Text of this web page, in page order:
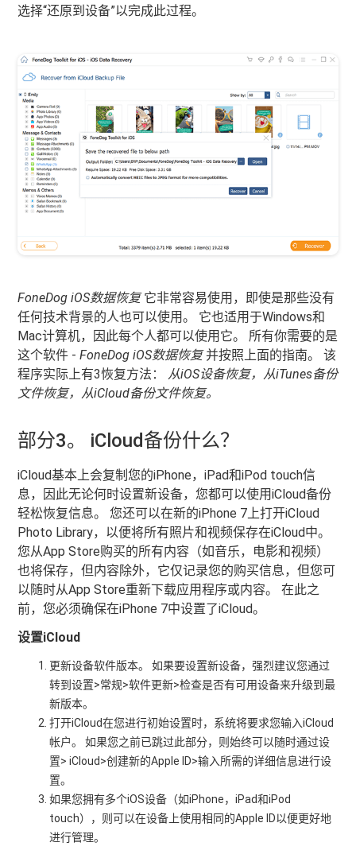
选择“还原到设备”以完成此过程。
FoneDog iOS数据恢复它非常容易使用，即使是那些没有
任何技术背景的人也可以使用。 它也适用于Windows和
Mac计算机，因此每个人都可以使用它。 所有你需要的是
这个软件 -FoneDog iOS数据恢复并按照上面的指南。 该
程序实际上有3恢复方法： 从iOS设备恢复，从iTunes备份
文件恢复，从iCloud备份文件恢复。
部分3。 iCloud备份什么？
iCloud基本上会复制您的iPhone，iPad和iPod touch信
息，因此无论何时设置新设备，您都可以使用iCloud备份
轻松恢复信息。 您还可以在新的iPhone 7上打开iCloud
Photo Library，以便将所有照片和视频保存在iCloud中。
您从App Store购买的所有内容（如音乐，电影和视频）
也将保存，但内容除外，它仅记录您的购买信息，但您可
以随时从App Store重新下载应用程序或内容。 在此之
前，您必须确保在iPhone 7中设置了iCloud。
设置iCloud
更新设备软件版本。 如果要设置新设备，强烈建议您通过
转到设置>常规>软件更新>检查是否有可用设备来升级到最
新版本。
打开iCloud在您进行初始设置时，系统将要求您输入iCloud
帐户。 如果您之前已跳过此部分，则始终可以随时通过设
置> iCloud>创建新的Apple ID>输入所需的详细信息进行设
置。
如果您拥有多个iOS设备（如iPhone，iPad和iPod
touch），则可以在设备上使用相同的Apple ID以便更好地
进行管理。